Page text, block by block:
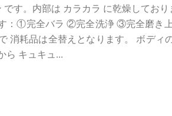
です。内部は カラカラ に乾燥してお
：①完全バラ ②完全洗浄 ③完全磨き
消耗品は全替えとなります。 ボディ
ら キュキュ...